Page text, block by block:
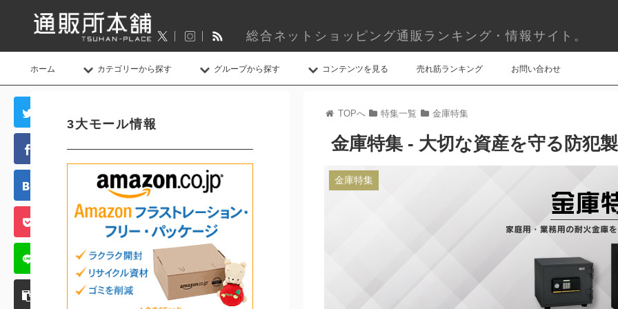
総合ネットショッピング通販ランキング・情報サイト。
ホーム カテゴリーから探す グループから探す コンテンツを見る 売れ筋ランキング お問い合わせ
TOPへ 特集一覧 金庫特集
金庫特集 - 大切な資産を守る防犯
金庫特集
3大モール情報